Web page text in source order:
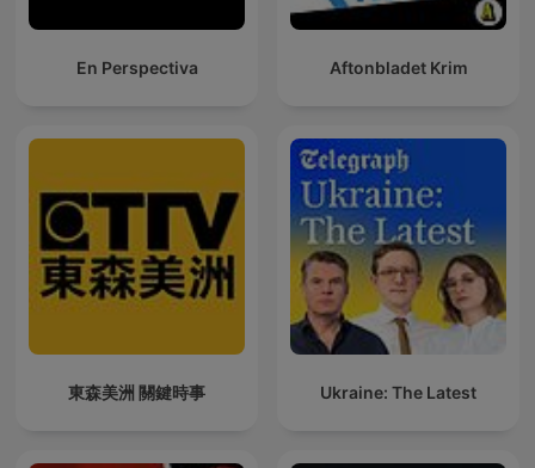
En Perspectiva Aftonbladet Krim
東森美洲 關鍵時事 Ukraine: The Latest